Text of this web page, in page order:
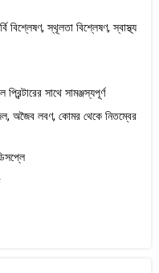
বিশ্লেষণ, স্থূলতা বিশ্লেষণ, স্বাস্থ্য
সাথে সামঞ্জস্যপূর্ণ
অজৈব লবণ, কোমর থেকে নিতম্বের